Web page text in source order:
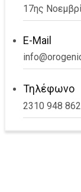
17ης
E-Mail
Τηλέφωνο
2310 948 862